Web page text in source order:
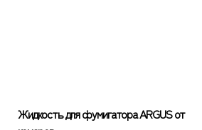
Жидкость для фумигатора ARGUS от